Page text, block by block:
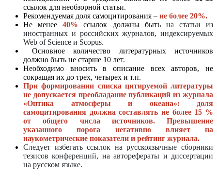
ссылок для необзорной статьи.
Рекомендуемая доля самоцитирования – не более 20%.
Не менее40% ссылок должны быть на статьи из
иностранных и российских журналов, индексируемых
Web of Science и Scopus.
Основное количество литературных источников
должно быть не старше 10 лет.
Необходимо вносить в описание всех авторов, не
сокращая их до трех, четырех и т.п.
При формировании списка цитируемой литературы
не допускается преобладание публикаций из журнала
«Оптика атмосферы и океана»: доля
самоцитирования должна составлять не более 15 %
от общего числа источников. Превышение
указанного порога негативно влияет на
наукометрические показатели и рейтинг журнала.
Следует избегать ссылок на русскоязычные сборники
тезисов конференций, на авторефераты и диссертации
на русском языке.